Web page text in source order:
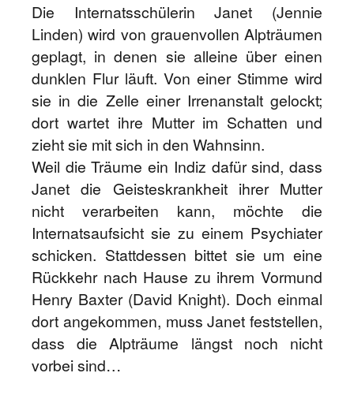
Die Internatsschülerin Janet (Jennie
Linden) wird von grauenvollen Alpträumen
geplagt, in denen sie alleine über einen
dunklen Flur läuft. Von einer Stimme wird
sie in die Zelle einer Irrenanstalt gelockt;
dort wartet ihre Mutter im Schatten und
zieht sie mit sich in den Wahnsinn.
Weil die Träume ein Indiz dafür sind, dass
Janet die Geisteskrankheit ihrer Mutter
nicht verarbeiten kann, möchte die
Internatsaufsicht sie zu einem Psychiater
schicken. Stattdessen bittet sie um eine
Rückkehr nach Hause zu ihrem Vormund
Henry Baxter (David Knight). Doch einmal
dort angekommen, muss Janet feststellen,
dass die Alpträume längst noch nicht
vorbei sind…